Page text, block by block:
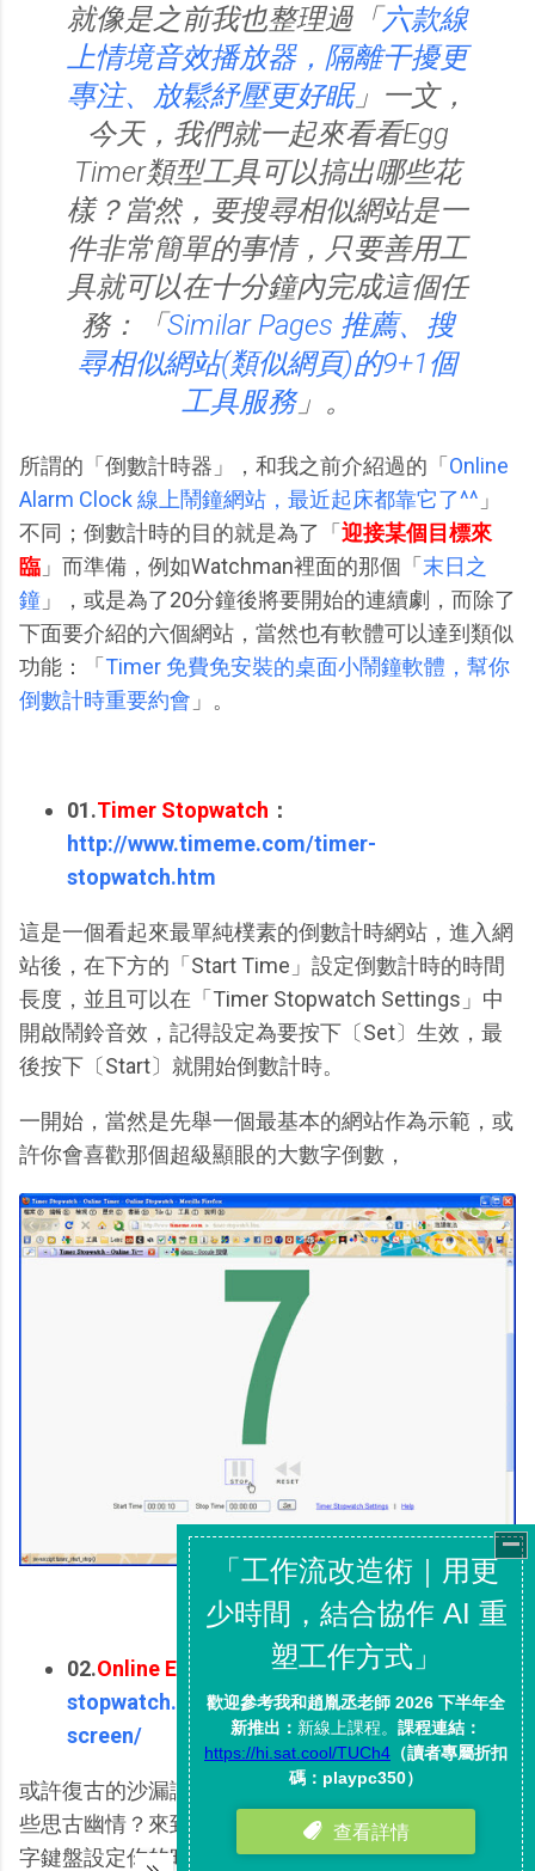
就像是之前我也整理過「 六款線
上情境音效播放器，隔離干擾更
專注、放鬆紓壓更好眠」一文，
今天，我們就一起來看看Egg
Timer類型工具可以搞出哪些花
樣？當然，要搜尋相似網站是一
件非常簡單的事情，只要善用工
具就可以在十分鐘內完成這個任
務：「Similar Pages 推薦、搜
尋相似網站(類似網頁)的9+1個
工具服務」。
所謂的「倒數計時器」，和我之前介紹過的「 Online
Alarm Clock 線上鬧鐘網站，最近起床都靠它了^^ 」
不同；倒數計時的目的就是為了「 迎接某個目標來
臨 」而準備，例如Watchman裡面的那個「 末日之
鐘 」，或是為了20分鐘後將要開始的連續劇，而除了
下面要介紹的六個網站，當然也有軟體可以達到類似
功能：「 Timer 免費免安裝的桌面小鬧鐘軟體，幫你
倒數計時重要約會 」。
01.Timer Stopwatch ：
http://www.timeme.com/timer-
stopwatch.htm
這是一個看起來最單純樸素的倒數計時網站，進入網
站後，在下方的「Start Time」設定倒數計時的時間
長度，並且可以在「Timer Stopwatch Settings」中
開啟鬧鈴音效，記得設定為要按下〔Set〕生效，最
後按下〔Start〕就開始倒數計時。
一開始，當然是先舉一個最基本的網站作為示範，或
許你會喜歡那個超級顯眼的大數字倒數，
02.Online Egg Timer ：http://www.online-
stopwatch.com/eggtimer-countdown/full-
screen/
或許復古的沙漏讓我們在倒數計時的同時還能激發一
些思古幽情？來到Online Egg Timer，用網頁中的數
字鍵盤設定你的時間，這裡的設定邏輯比較奇妙，例